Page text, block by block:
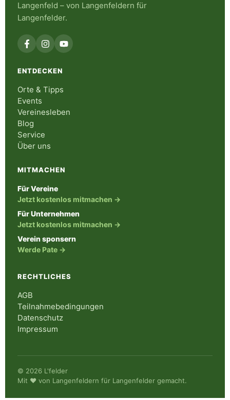
Langenfeld – von Langenfeldern für
Langenfelder.
ENTDECKEN
Orte & Tipps
Events
Vereinesleben
Blog
Service
Über uns
MITMACHEN
Für Vereine
Jetzt kostenlos mitmachen →
Für Unternehmen
Jetzt kostenlos mitmachen →
Verein sponsern
Werde Pate →
RECHTLICHES
AGB
Teilnahmebedingungen
Datenschutz
Impressum
© 2026 L'felder
Mit ♥ von Langenfeldern für Langenfelder gemacht.